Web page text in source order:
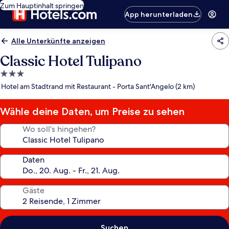
Zum Hauptinhalt springen
App herunterladen
Alle Unterkünfte anzeigen
Classic Hotel Tulipano
3.0-
Sterne-
Hotel am Stadtrand mit Restaurant - Porta Sant'Angelo (2 km)
Wähle deine Daten, um Preise zu sehen
Wo soll’s hingehen?
Daten
Gäste